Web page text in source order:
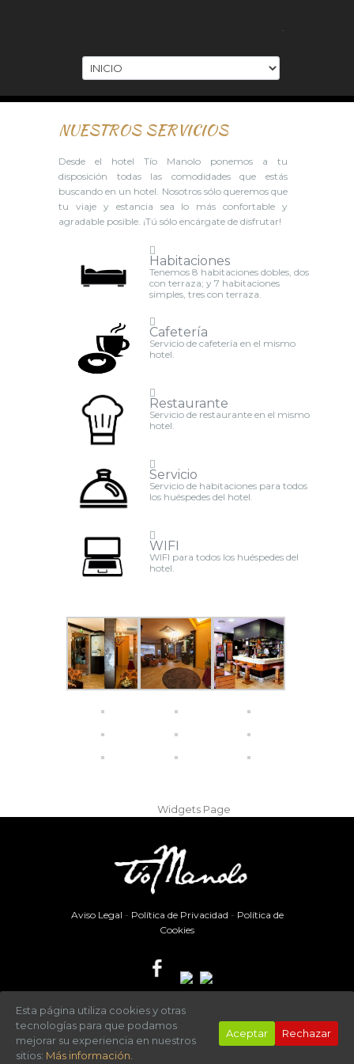
.
NUESTROS SERVICIOS
Desde el hotel Tío Manolo ponemos a tu
disposición todas las comodidades que estás
buscando en un hotel. Nosotros sólo queremos que
tu viaje y estancia sea lo más confortable y
agradable posible. ¡Tú sólo encárgate de disfrutar!
Habitaciones
Tenemos 8 habitaciones dobles, dos
con terraza; y 7 habitaciones
simples, tres con terraza.
Cafetería
Servicio de cafetería en el mismo
hotel.
Restaurante
Servicio de restaurante en el mismo
hotel.
Servicio
Servicio de habitaciones para todos
los huéspedes del hotel.
WIFI
WIFI para todos los huéspedes del
hotel.
Widgets Page
Aviso Legal - Política de Privacidad - Política de
Cookies
Todos los derechos reservados a
Esta página utiliza cookies y otras
tecnologías para que podamos
mejorar su experiencia en nuestros
sitios: Más información.
Aceptar Rechazar